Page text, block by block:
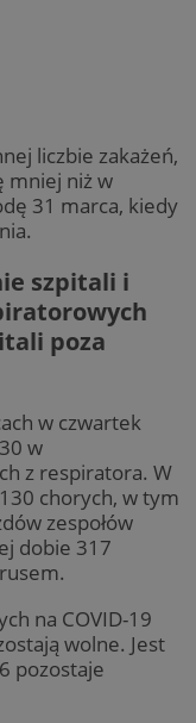
liczbie zakażeń,
mniej niż w
31 marca, kiedy
szpitali i
poza
w czwartek
w
z respiratora. W
chorych, w tym
zespołów
dobie 317
na COVID-19
wolne. Jest
pozostaje